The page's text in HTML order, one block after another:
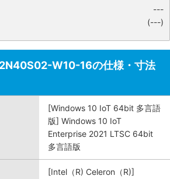
---
(---)
W10-16の仕様・寸法
[Windows 10 IoT 64bit 多言語
版] Windows 10 IoT
Enterprise 2021 LTSC 64bit
多言語版
[Intel（R) Celeron（R)]